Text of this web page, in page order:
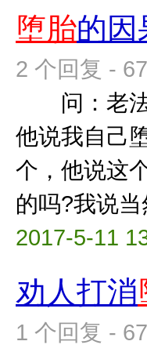
堕胎的因
2 个回复 -
问：老法
他说我自己
个，他说这
的吗?我说
2017-5-11
劝人打消
1 个回复 -